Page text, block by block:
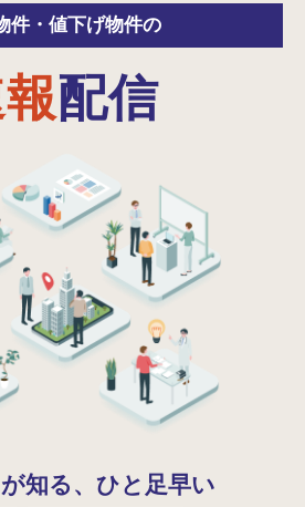
件・ 値下げ物件の
配信
知る、ひと足早い